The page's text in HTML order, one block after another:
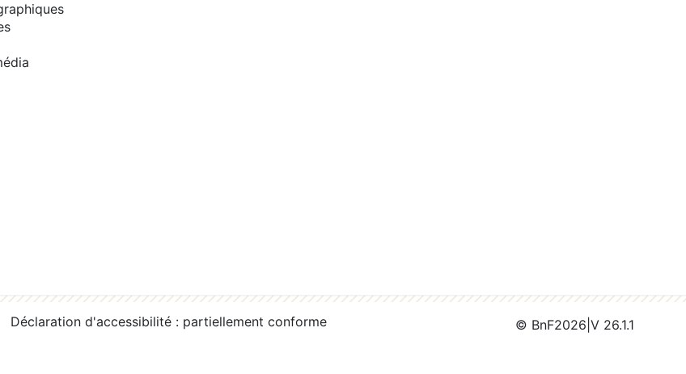
Déclaration d'accessibilité : partiellement conforme © BnF2026 V 26.1.1